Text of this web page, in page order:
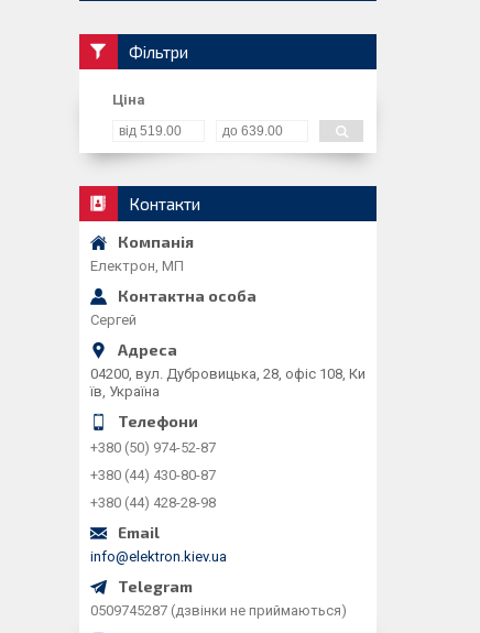
Фільтри
Ціна
Контакти
Електрон, МП
Сергей
04200, вул. Дубровицька, 28, офіс 108, Ки
їв, Україна
+380 (50) 974-52-87
+380 (44) 430-80-87
+380 (44) 428-28-98
info@elektron.kiev.ua
0509745287 (дзвінки не приймаються)